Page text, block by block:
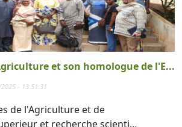
et son homologue de l'E...
- 13:51:31
de l'Agriculture et de
et recherche scienti...